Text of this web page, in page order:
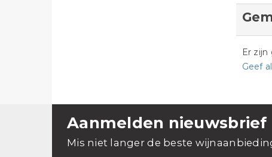
Er
Geef
Aanmelden nieuwsbrief
Mis niet langer de beste